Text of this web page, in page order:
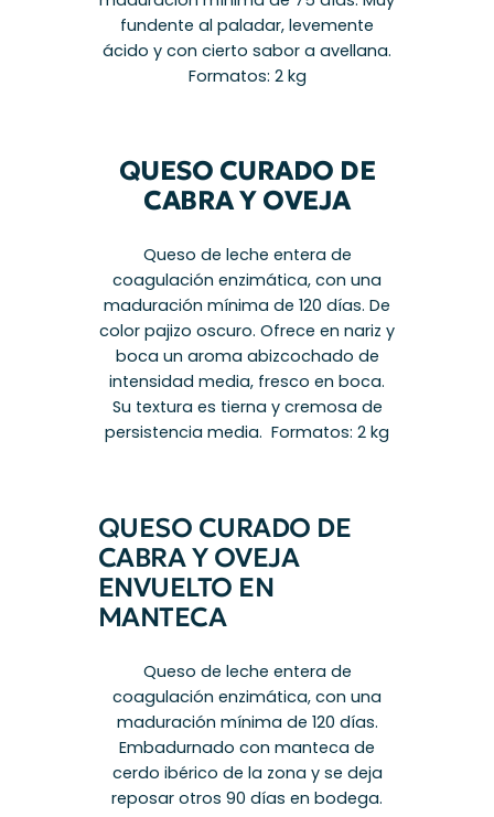
fundente al paladar, levemente
ácido y con cierto sabor a avellana.
Formatos: 2 kg
QUESO CURADO DE
CABRA Y OVEJA
Queso de leche entera de
coagulación enzimática, con una
maduración mínima de 120 días. De
color pajizo oscuro. Ofrece en nariz y
boca un aroma abizcochado de
intensidad media, fresco en boca.
Su textura es tierna y cremosa de
persistencia media. Formatos: 2 kg
QUESO CURADO DE
CABRA Y OVEJA
ENVUELTO EN
MANTECA
Queso de leche entera de
coagulación enzimática, con una
maduración mínima de 120 días.
Embadurnado con manteca de
cerdo ibérico de la zona y se deja
reposar otros 90 días en bodega.